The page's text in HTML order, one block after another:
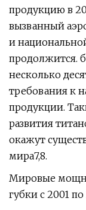
продукцию в
вызванный
и
продолжится.
несколько
требования к
продукции.
развития
окажут
мира7,8.
Мировые
губки с 2001